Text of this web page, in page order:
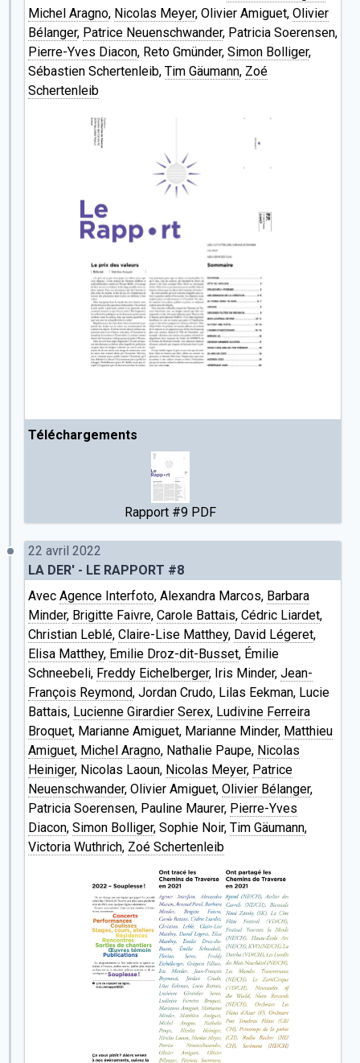
Michel Aragno, Nicolas Meyer, Olivier Amiguet, Olivier
Bélanger, Patrice Neuenschwander, Patricia Soerensen,
Pierre-Yves Diacon, Reto Gmünder, Simon Bolliger,
Sébastien Schertenleib, Tim Gäumann, Zoé
Schertenleib
Téléchargements
Rapport #9 PDF
22 avril 2022
LA DER' - LE RAPPORT #8
Avec Agence Interfoto, Alexandra Marcos, Barbara
Minder, Brigitte Faivre, Carole Battais, Cédric Liardet,
Christian Leblé, Claire-Lise Matthey, David Légeret,
Elisa Matthey, Emilie Droz-dit-Busset, Émilie
Schneebeli, Freddy Eichelberger, Iris Minder, Jean-
François Reymond, Jordan Crudo, Lilas Eekman, Lucie
Battais, Lucienne Girardier Serex, Ludivine Ferreira
Broquet, Marianne Amiguet, Marianne Minder, Matthieu
Amiguet, Michel Aragno, Nathalie Paupe, Nicolas
Heiniger, Nicolas Laoun, Nicolas Meyer, Patrice
Neuenschwander, Olivier Amiguet, Olivier Bélanger,
Patricia Soerensen, Pauline Maurer, Pierre-Yves
Diacon, Simon Bolliger, Sophie Noir, Tim Gäumann,
Victoria Wuthrich, Zoé Schertenleib